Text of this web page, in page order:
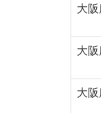
大
大
大